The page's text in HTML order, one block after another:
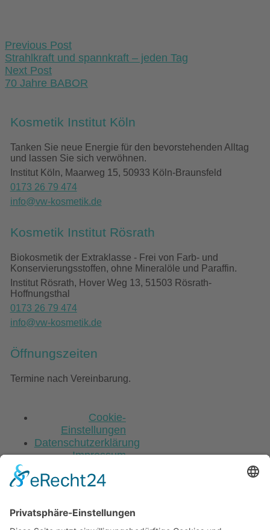
navigation
Previous Post
Strahlkraft und spannkraft – jeden Tag
Next Post
70 Jahre BABOR
Kosmetik Institut Köln
Tanken Sie neue Energie für den bevorstehenden Alltag
und lassen Sie sich verwöhnen.
Institut Köln, Maarweg 15, 50933 Köln-Braunsfeld
0173 26 79 474
info@vw-kosmetik.de
Kosmetik Institut Rösrath
Biokosmetik der Extraklasse - Frei von Farb- und
Konservierungsstoffen, ohne Mineralöle und Paraffin.
Institut Rösrath, Hover Weg 13, 51503 Rösrath-
Hoffnungsthal
0173 26 79 474
info@vw-kosmetik.de
Öffnungszeiten
Termine nach Vereinbarung.
Cookie-
Einstellungen
Datenschutzerklärung
Impressum
to